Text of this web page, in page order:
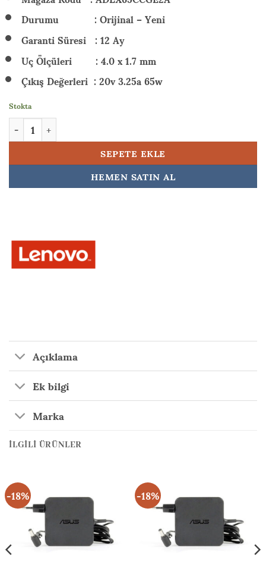
Durumu : Orijinal – Yeni
Garanti Süresi : 12 Ay
Uç Ölçüleri : 4.0 x 1.7 mm
Çıkış Değerleri : 20v 3.25a 65w
Stokta
Lenovo 320-15IKB 80YE 65W Orijinal Adaptör Şarj Aleti adet
SEPETE EKLE
HEMEN SATIN AL
Açıklama
Ek bilgi
Marka
İLGILI ÜRÜNLER
-18% -18%